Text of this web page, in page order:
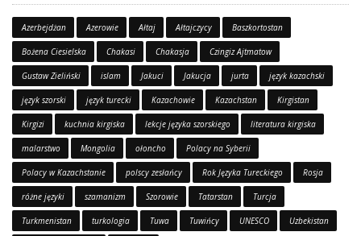
Azerbejdżan Azerowie Ałtaj Ałtajczycy Baszkortostan
Bożena Ciesielska Chakasi Chakasja Czingiz Ajtmatow
Gustaw Zieliński islam Jakuci Jakucja jurta język kazachski
język szorski język turecki Kazachowie Kazachstan Kirgistan
Kirgizi kuchnia kirgiska lekcje języka szorskiego literatura kirgiska
malarstwo Mongolia ołoncho Polacy na Syberii
Polacy w Kazachstanie polscy zesłańcy Rok Języka Tureckiego Rosja
różne języki szamanizm Szorowie Tatarstan Turcja
Turkmenistan turkologia Tuwa Tuwińcy UNESCO Uzbekistan